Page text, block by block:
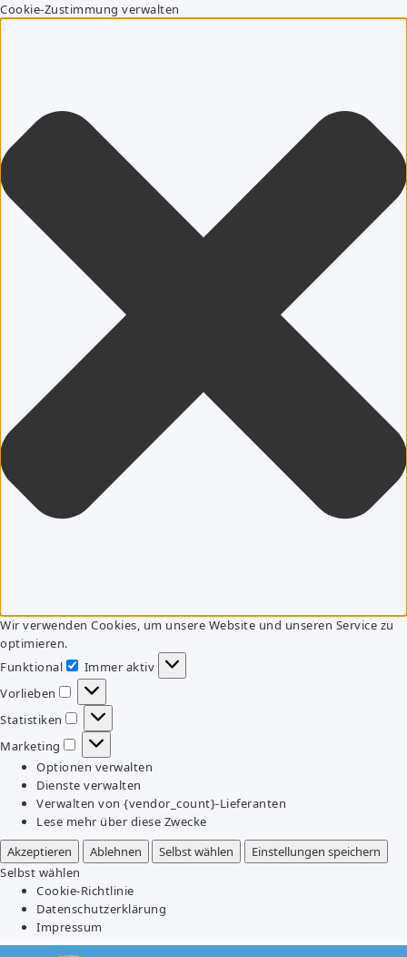
Cookie-Zustimmung verwalten
Wir verwenden Cookies, um unsere Website und unseren Service zu
optimieren.
Funktional
Funktional
Immer aktiv
Vorlieben
Vorlieben
Statistiken
Statistiken
Marketing
Marketing
Optionen verwalten
Dienste verwalten
Verwalten von {vendor_count}-Lieferanten
Lese mehr über diese Zwecke
Akzeptieren
Ablehnen Selbst wählen
Einstellungen speichern
Selbst wählen
Cookie-Richtlinie
Datenschutzerklärung
Impressum